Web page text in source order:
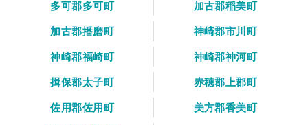
多可郡多可町
加古郡稲美町
加古郡播磨町
神崎郡市川町
神崎郡福崎町
神崎郡神河町
揖保郡太子町
赤穂郡上郡町
佐用郡佐用町
美方郡香美町